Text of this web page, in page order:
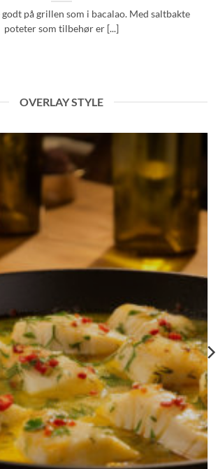
på grillen som i bacalao. Med saltbakte
poteter som tilbehør er [...]
OVERLAY STYLE